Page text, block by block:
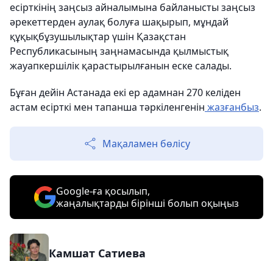
есірткінің заңсыз айналымына байланысты заңсыз
әрекеттерден аулақ болуға шақырып, мұндай
құқықбұзушылықтар үшін Қазақстан
Республикасының заңнамасында қылмыстық
жауапкершілік қарастырылғанын еске салады.
Бұған дейін Астанада екі ер адамнан 270 келіден
астам есірткі мен тапанша тәркіленгенін жазғанбыз.
Мақаламен бөлісу
Google-ға қосылып,
жаңалықтарды бірінші болып оқыңыз
Камшат Сатиева